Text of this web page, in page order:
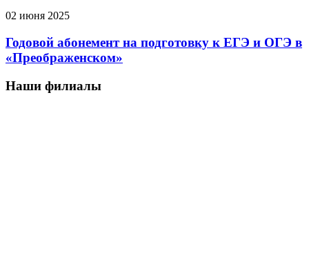
02 июня 2025
Годовой абонемент на подготовку к ЕГЭ и ОГЭ в
«Преображенском»
Наши филиалы